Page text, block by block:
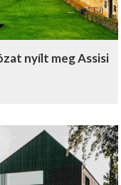
nyílt meg Assisi